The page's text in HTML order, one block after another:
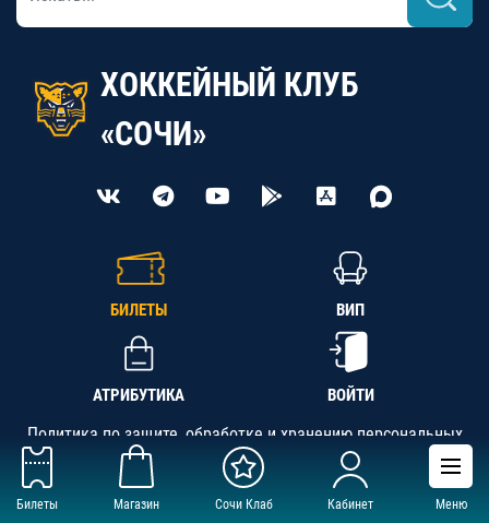
Билеты Магазин Сочи Клаб Кабинет Меню
ХОККЕЙНЫЙ КЛУБ
«СОЧИ»
БИЛЕТЫ ВИП
АТРИБУТИКА ВОЙТИ
Политика по защите, обработке и хранению персональных
данных
АНО «СК «Кубань-Регион», ОГРН 1142300002349,